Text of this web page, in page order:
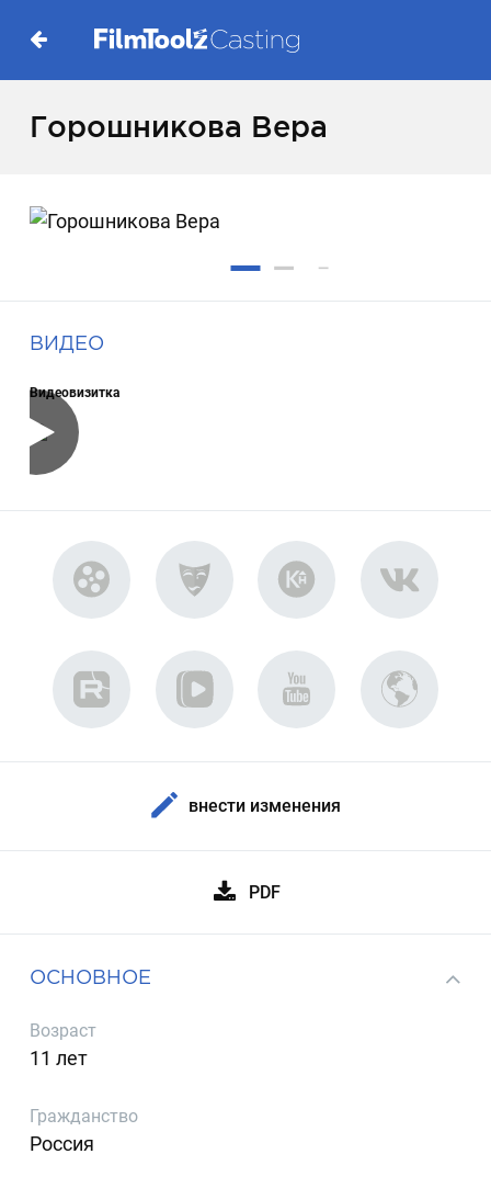
Горошникова Вера
ВИДЕО
Видеовизитка
внести изменения
PDF
ОСНОВНОЕ
Возраст
11 лет
Гражданство
Россия